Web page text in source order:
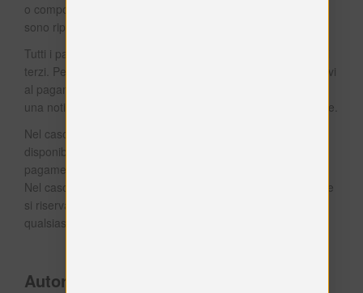
o comportano costi aggiuntivi. Le informazioni dettagliate
sono riportate nella relativa sezione di questa Applicazione.
Tutti i pagamenti vengono gestiti autonomamente da servizi
terzi. Pertanto, questa Applicazione non raccoglie dati relativi
al pagamento – quali numeri di carta di credito – ma riceve
una notifica una volta che il pagamento è andato a buon fine.
Nel caso in cui il pagamento effettuato con uno dei mezzi
disponibili fallisca o venga rifiutato dal fornitore di servizi di
pagamento, il Titolare non è obbligato a eseguire l’ordine.
Nel caso in cui il pagamento non vada a buon fine, il Titolare
si riserva il diritto di richiedere all'Utente il rimborso di
qualsiasi spesa o danno correlato.
Autorizzazione per pagamenti futuri via